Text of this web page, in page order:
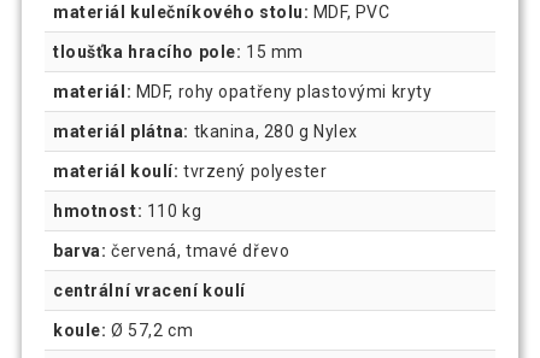
materiál kulečníkového stolu: MDF, PVC
tloušťka hracího pole: 15 mm
materiál: MDF, rohy opatřeny plastovými kryty
materiál plátna: tkanina, 280 g Nylex
materiál koulí: tvrzený polyester
hmotnost: 110 kg
barva: červená, tmavé dřevo
centrální vracení koulí
koule: Ø 57,2 cm